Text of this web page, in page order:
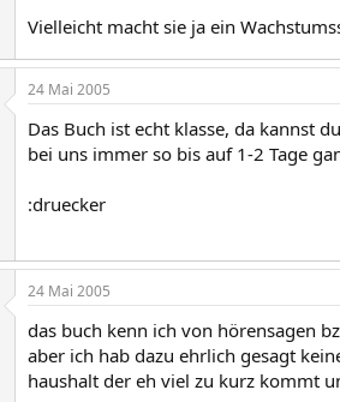
Vielleicht macht sie ja ein
24 Mai 2005
Das Buch ist echt klasse, da kannst
bei uns immer so bis auf 1-2 Tage
:druecker
24 Mai 2005
das buch kenn ich von hörensagen
aber ich hab dazu ehrlich gesagt
haushalt der eh viel zu kurz kommt